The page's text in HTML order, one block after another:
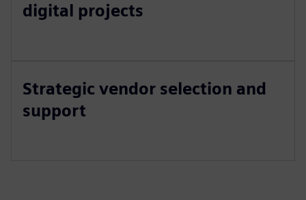
digital projects
Strategic vendor selection and
support